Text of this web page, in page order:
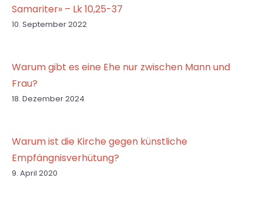
Samariter» – Lk 10,25-37
10. September 2022
Warum gibt es eine Ehe nur zwischen Mann und
Frau?
18. Dezember 2024
Warum ist die Kirche gegen künstliche
Empfängnisverhütung?
9. April 2020